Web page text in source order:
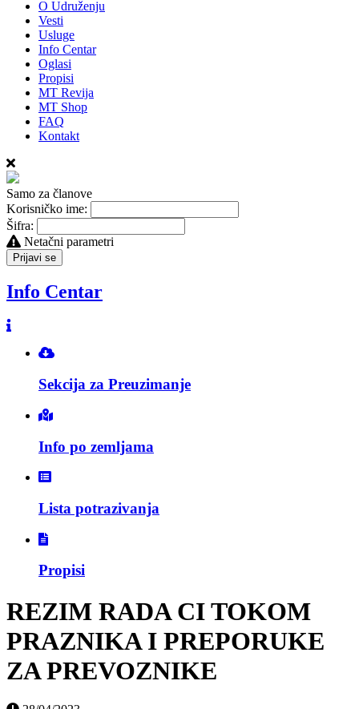
O Udruženju
Vesti
Usluge
Info Centar
Oglasi
Propisi
MT Revija
MT Shop
FAQ
Kontakt
Samo za članove
Korisničko ime:
Šifra:
Netačni parametri
Prijavi se
Info Centar
Sekcija za Preuzimanje
Info po zemljama
Lista potrazivanja
Propisi
REZIM RADA CI TOKOM
PRAZNIKA I PREPORUKE
ZA PREVOZNIKE